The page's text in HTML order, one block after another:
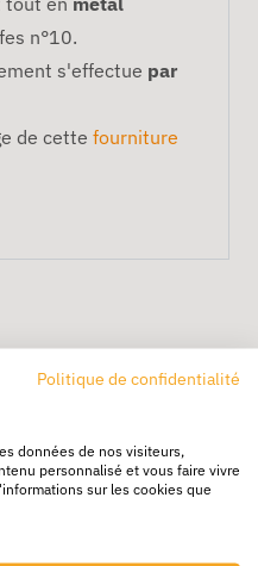
n°10.
s'effectue par
de cette fourniture
Politique de confidentialité
données de nos visiteurs,
personnalisé et vous faire vivre
sur les cookies que